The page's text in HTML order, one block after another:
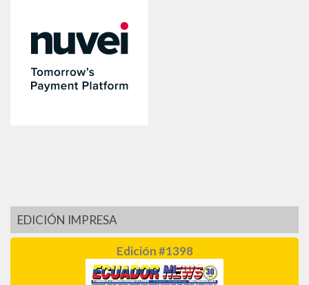
EDICIÓN IMPRESA
Edición #1398